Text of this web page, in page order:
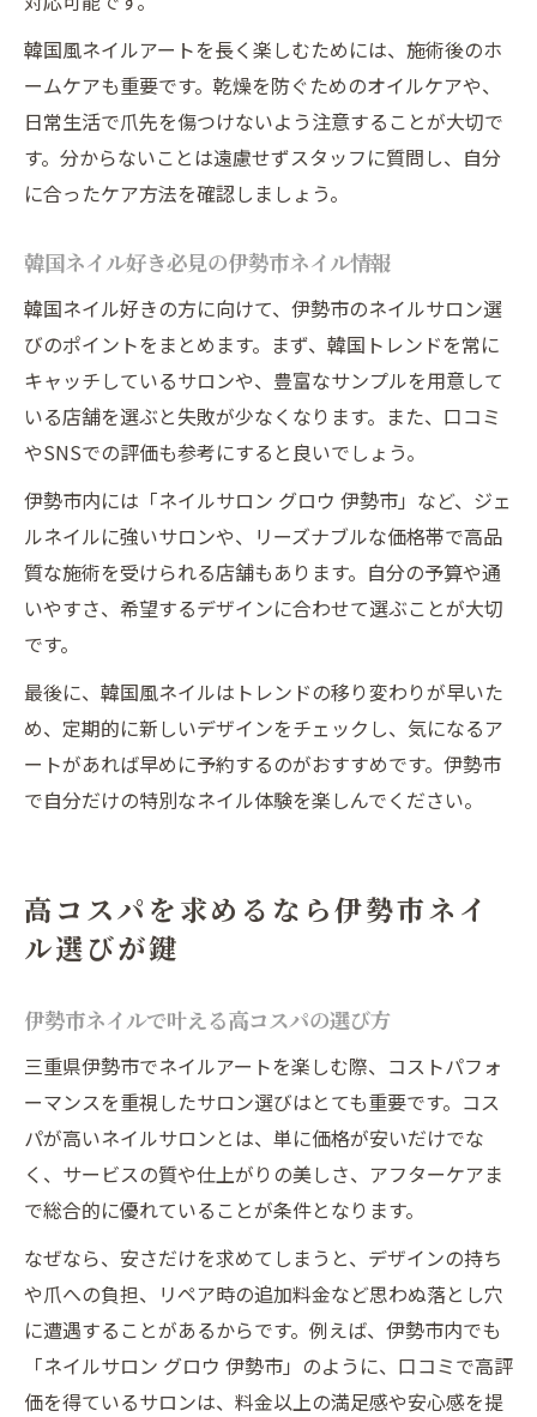
韓国風ネイルアートを長く楽しむためには、施術後のホ
ームケアも重要です。乾燥を防ぐためのオイルケアや、
日常生活で爪先を傷つけないよう注意することが大切で
す。分からないことは遠慮せずスタッフに質問し、自分
に合ったケア方法を確認しましょう。
韓国ネイル好き必見の伊勢市ネイル情報
韓国ネイル好きの方に向けて、伊勢市のネイルサロン選
びのポイントをまとめます。まず、韓国トレンドを常に
キャッチしているサロンや、豊富なサンプルを用意して
いる店舗を選ぶと失敗が少なくなります。また、口コミ
やSNSでの評価も参考にすると良いでしょう。
伊勢市内には「ネイルサロン グロウ 伊勢市」など、ジェ
ルネイルに強いサロンや、リーズナブルな価格帯で高品
質な施術を受けられる店舗もあります。自分の予算や通
いやすさ、希望するデザインに合わせて選ぶことが大切
です。
最後に、韓国風ネイルはトレンドの移り変わりが早いた
め、定期的に新しいデザインをチェックし、気になるア
ートがあれば早めに予約するのがおすすめです。伊勢市
で自分だけの特別なネイル体験を楽しんでください。
高コスパを求めるなら伊勢市ネイ
ル選びが鍵
伊勢市ネイルで叶える高コスパの選び方
三重県伊勢市でネイルアートを楽しむ際、コストパフォ
ーマンスを重視したサロン選びはとても重要です。コス
パが高いネイルサロンとは、単に価格が安いだけでな
く、サービスの質や仕上がりの美しさ、アフターケアま
で総合的に優れていることが条件となります。
なぜなら、安さだけを求めてしまうと、デザインの持ち
や爪への負担、リペア時の追加料金など思わぬ落とし穴
に遭遇することがあるからです。例えば、伊勢市内でも
「ネイルサロン グロウ 伊勢市」のように、口コミで高評
価を得ているサロンは、料金以上の満足感や安心感を提